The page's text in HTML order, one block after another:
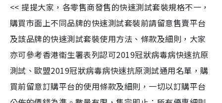
<< 提提大家，各零售商發售的快速測試套裝規格不一，
購買市面上不同品牌的快速測試套裝前請留意售賣平台
及該品牌的快速測試套裝使用方法、條款及細則，大家
亦可參考香港衞生署表列認可2019冠狀病毒病快速抗原
測試、歐盟2019冠狀病毒病快速抗原測試通用名單，購
買前留意訂購平台的使用條款及細則，一切以訂購平台